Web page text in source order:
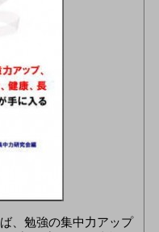
、勉強の集中力アップ